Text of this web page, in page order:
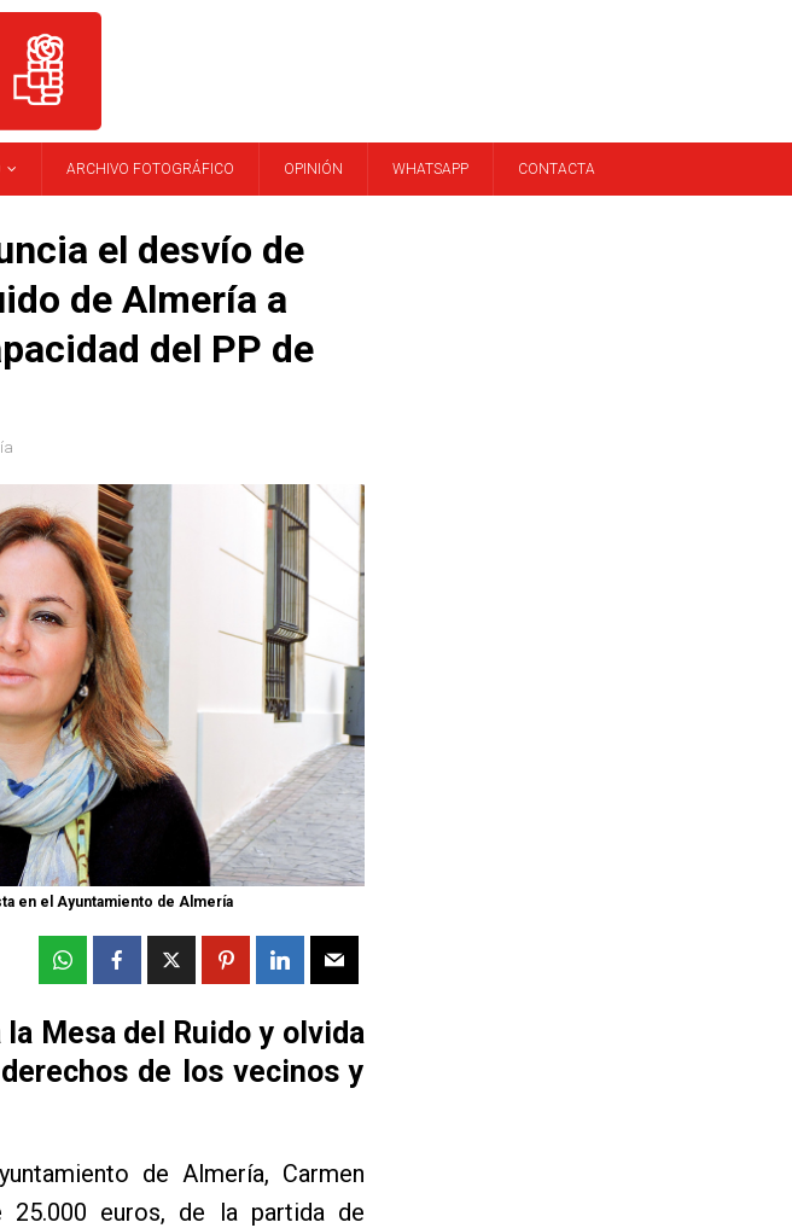
ARCHIVO FOTOGRÁFICO OPINIÓN WHATSAPP CONTACTA
el desvío de
de Almería a
del PP de
en el Ayuntamiento de Almería
la Mesa del Ruido y olvida
de los vecinos y
de Almería, Carmen
25.000 euros, de la partida de